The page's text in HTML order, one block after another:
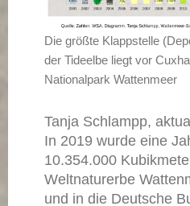
Die größte Klappstelle
der Tideelbe liegt vor
Nationalpark Wattenmeer
Tanja Schlampp,
In 2019 wurde eine
10.354.000
Weltnaturerbe
und in die Deutsche